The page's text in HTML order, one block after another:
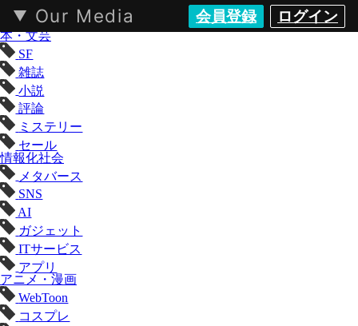
Our Media 会員登録 ログイン
KAI-YOU（カイユウ）- 世界と遊ぶポップカルチャーメディア
本・文芸
SF
雑誌
小説
評論
ミステリー
セール
情報化社会
メタバース
SNS
AI
ガジェット
ITサービス
アプリ
アニメ・漫画
WebToon
コスプレ